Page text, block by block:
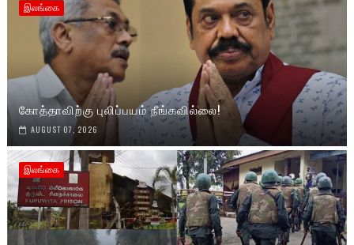
இலங்கை
கோத்தாவிற்கு புலிப்பயம் நீங்கவில்லை!
AUGUST 07, 2026
இலங்கை